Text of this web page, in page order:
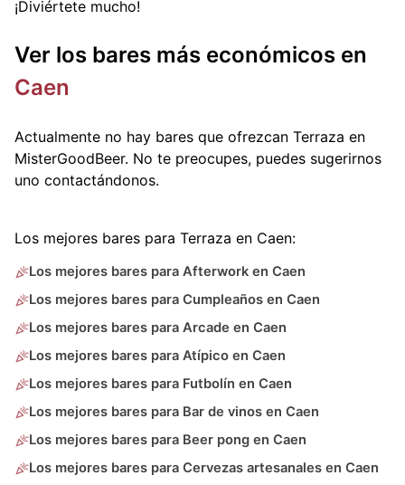
¡Diviértete mucho!
Ver los bares más económicos en
Caen
Actualmente no hay bares que ofrezcan Terraza en
MisterGoodBeer. No te preocupes, puedes sugerirnos
uno contactándonos.
Los mejores bares para Terraza en Caen:
Los mejores bares para Afterwork en Caen
Los mejores bares para Cumpleaños en Caen
Los mejores bares para Arcade en Caen
Los mejores bares para Atípico en Caen
Los mejores bares para Futbolín en Caen
Los mejores bares para Bar de vinos en Caen
Los mejores bares para Beer pong en Caen
Los mejores bares para Cervezas artesanales en Caen